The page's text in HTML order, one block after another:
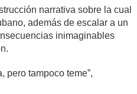
narrativa sobre la cual
además de escalar a un
inimaginables
pero tampoco teme”,